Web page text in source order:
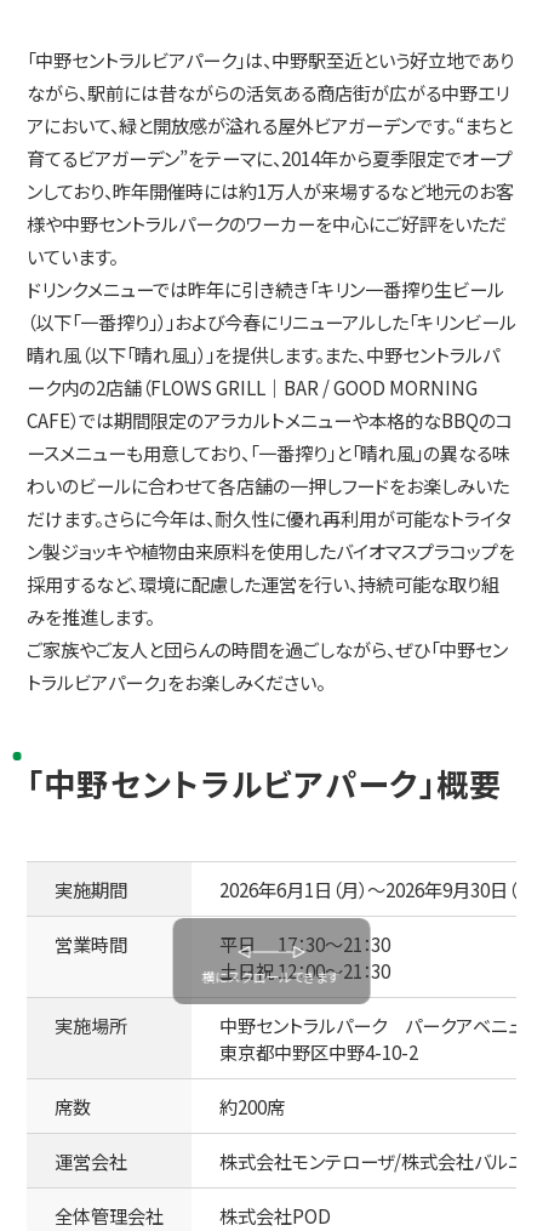
「中野セントラルビアパーク」は、中野駅至近という好立地であり
ながら、駅前には昔ながらの活気ある商店街が広がる中野エリ
アにおいて、緑と開放感が溢れる屋外ビアガーデンです。“まちと
育てるビアガーデン”をテーマに、2014年から夏季限定でオープ
ンしており、昨年開催時には約1万人が来場するなど地元のお客
様や中野セントラルパークのワーカーを中心にご好評をいただ
いています。
ドリンクメニューでは昨年に引き続き「キリン一番搾り生ビール
（以下「一番搾り」）」および今春にリニューアルした「キリンビール
晴れ風（以下「晴れ風」）」を提供します。また、中野セントラルパ
ーク内の2店舗（FLOWS GRILL｜BAR / GOOD MORNING
CAFE）では期間限定のアラカルトメニューや本格的なBBQのコ
ースメニューも用意しており、「一番搾り」と「晴れ風」の異なる味
わいのビールに合わせて各店舗の一押しフードをお楽しみいた
だけます。さらに今年は、耐久性に優れ再利用が可能なトライタ
ン製ジョッキや植物由来原料を使用したバイオマスプラコップを
採用するなど、環境に配慮した運営を行い、持続可能な取り組
みを推進します。
ご家族やご友人と団らんの時間を過ごしながら、ぜひ「中野セン
トラルビアパーク」をお楽しみください。
｢中野セントラルビアパーク」概要
実施期間 2026年6月1日（月）～2026年9月30日（水）
営業時間
平日 17：30～21：30
土日祝 12：00～21：30
実施場所
中野セントラルパーク パークアベニュー
東京都中野区中野4-10-2
席数 約200席
運営会社 株式会社モンテローザ/株式会社バルニ
全体管理会社 株式会社POD